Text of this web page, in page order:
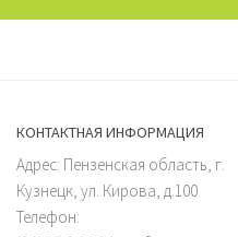
КОНТАКТНАЯ ИНФОРМАЦИЯ
Адрес: Пензенская область, г.
Кузнецк, ул. Кирова, д.100
Телефон: